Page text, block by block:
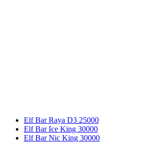
Elf Bar Raya D3 25000
Elf Bar Ice King 30000
Elf Bar Nic King 30000